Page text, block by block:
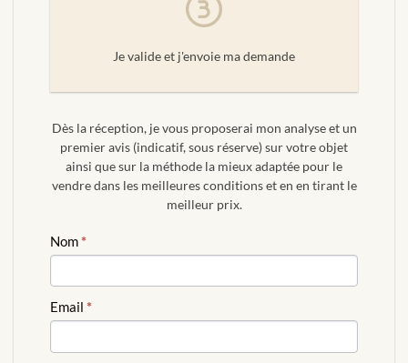
Je valide et j'envoie ma demande
Dès la réception, je vous proposerai mon analyse et un
premier avis (indicatif, sous réserve) sur votre objet
ainsi que sur la méthode la mieux adaptée pour le
vendre dans les meilleures conditions et en en tirant le
meilleur prix.
ESTIMATION
Nom*
Email *